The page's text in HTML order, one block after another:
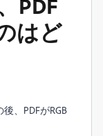
PDF
はど
、PDFがRGB